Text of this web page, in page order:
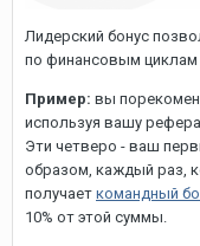
Лидерский бонус
по финансовым циклам
Пример: вы
используя вашу
Эти четверо - ваш
образом, каждый раз,
получает командный
10% от этой суммы.